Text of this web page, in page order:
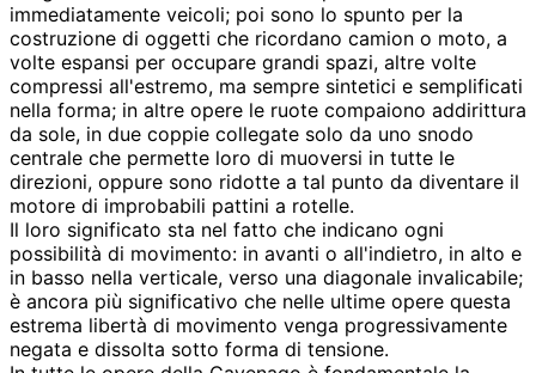
immediatamente veicoli; poi sono lo spunto per la
costruzione di oggetti che ricordano camion o moto, a
volte espansi per occupare grandi spazi, altre volte
compressi all'estremo, ma sempre sintetici e semplificati
nella forma; in altre opere le ruote compaiono addirittura
da sole, in due coppie collegate solo da uno snodo
centrale che permette loro di muoversi in tutte le
direzioni, oppure sono ridotte a tal punto da diventare il
motore di improbabili pattini a rotelle.
Il loro significato sta nel fatto che indicano ogni
possibilità di movimento: in avanti o all'indietro, in alto e
in basso nella verticale, verso una diagonale invalicabile;
è ancora più significativo che nelle ultime opere questa
estrema libertà di movimento venga progressivamente
negata e dissolta sotto forma di tensione.